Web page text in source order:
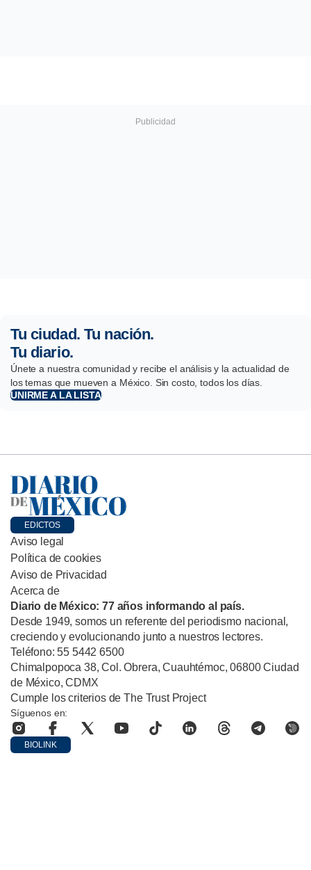
Tu ciudad. Tu nación.
Tu diario.
Únete a nuestra comunidad y recibe el análisis y la actualidad de
los temas que mueven a México. Sin costo, todos los días.
UNIRME A LA LISTA
EDICTOS
Aviso legal
Política de cookies
Aviso de Privacidad
Acerca de
Diario de México: 77 años informando al país.
Desde 1949, somos un referente del periodismo nacional,
creciendo y evolucionando junto a nuestros lectores.
Teléfono: 55 5442 6500
Chimalpopoca 38, Col. Obrera, Cuauhtémoc, 06800 Ciudad
de México, CDMX
Cumple los criterios de The Trust Project
Síguenos en:
BIOLINK